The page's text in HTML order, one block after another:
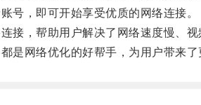
，即可开始享受优质的网络连接。
，帮助用户解决了网络速度慢、视
网络优化的好帮手，为用户带来了